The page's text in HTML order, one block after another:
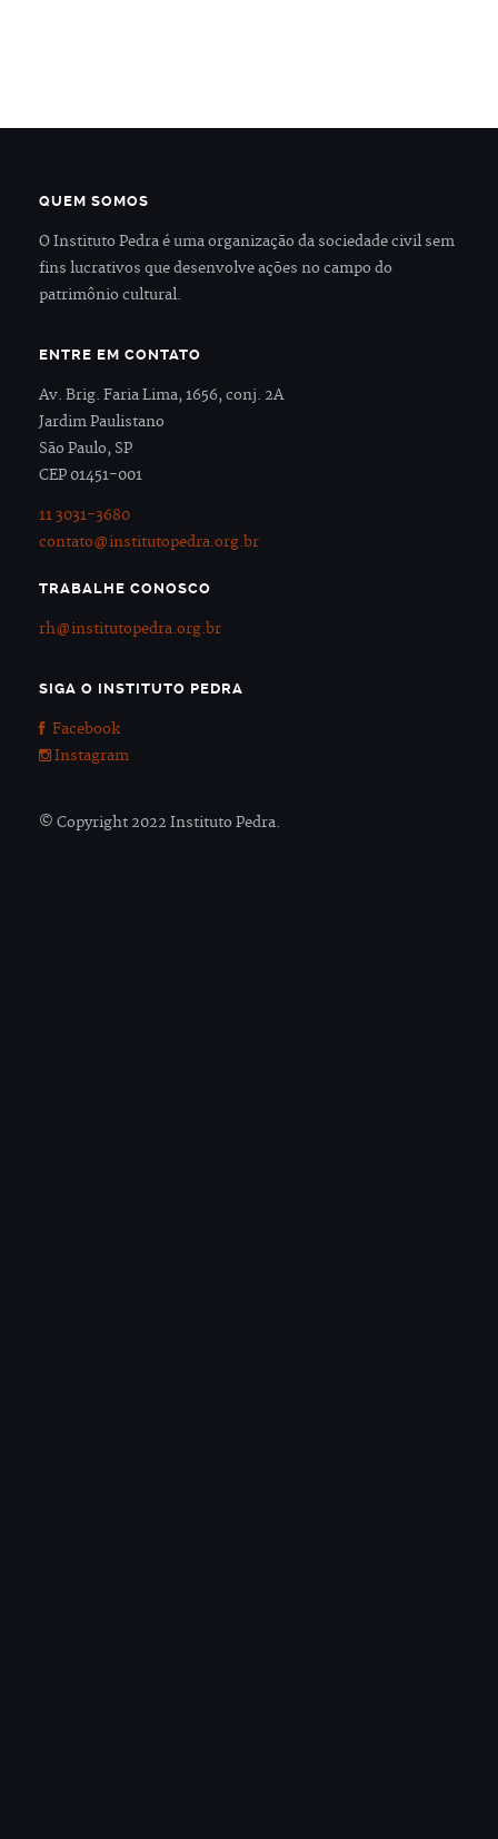
QUEM SOMOS
O Instituto Pedra é uma organização da sociedade civil sem
fins lucrativos que desenvolve ações no campo do
patrimônio cultural.
ENTRE EM CONTATO
Av. Brig. Faria Lima, 1656, conj. 2A
Jardim Paulistano
São Paulo, SP
CEP 01451-001
11 3031-3680
contato@institutopedra.org.br
TRABALHE CONOSCO
rh@institutopedra.org.br
SIGA O INSTITUTO PEDRA
Facebook
Instagram
© Copyright 2022 Instituto Pedra.